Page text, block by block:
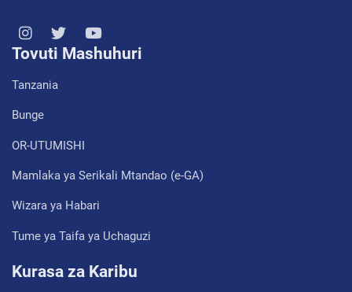
Tovuti Mashuhuri
Tanzania
Bunge
OR-UTUMISHI
Mamlaka ya Serikali Mtandao (e-GA)
Wizara ya Habari
Tume ya Taifa ya Uchaguzi
Kurasa za Karibu